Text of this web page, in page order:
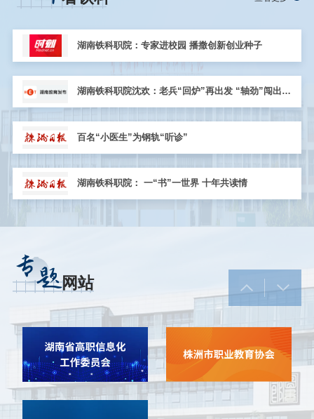
湖南铁科职院：专家进校园 播撒创新创业种子
湖南铁科职院沈欢：老兵“回炉”再出发 “轴劲”闯出新
百名“小医生”为钢轨“听诊”
湖南铁科职院： 一“书”一世界 十年共读情
专题网站